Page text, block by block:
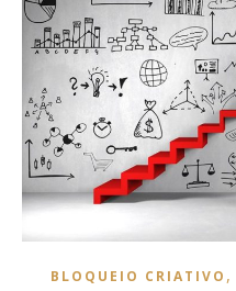
BLOQUEIO CRIATIVO ,